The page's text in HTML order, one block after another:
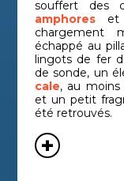
souffert des
amphores
chargement
échappé au
lingots de fer
de sonde, un
cale, au moins
et un petit
été retrouvés.